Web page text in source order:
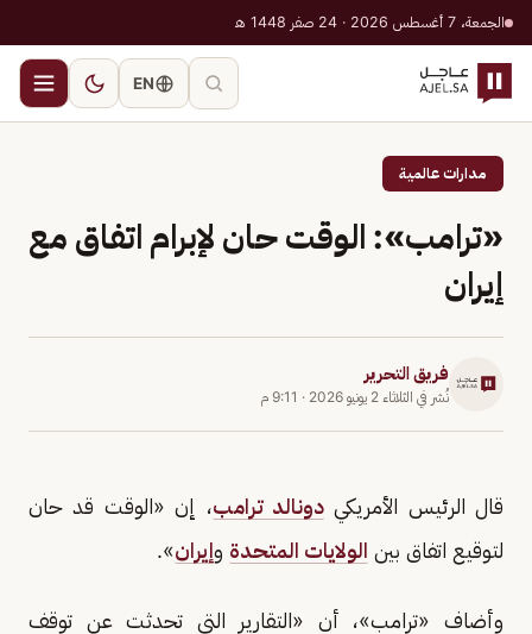
الجمعة، 7 أغسطس 2026 · 24 صفر 1448 هـ
EN
مدارات عالمية
«ترامب»: الوقت حان لإبرام اتفاق مع
إيران
فريق التحرير
نُشر في الثلاثاء 2 يونيو 2026 · 9:11 م
قال الرئيس الأمريكيدونالد ترامب، إن «الوقت قد حان
لتوقيع اتفاق بين الولايات المتحدة وإيران».
وأضاف «ترامب»، أن «التقارير التي تحدثت عن توقف